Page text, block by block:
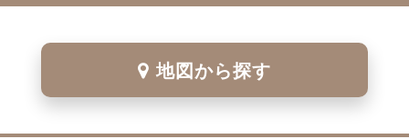
地図から探す